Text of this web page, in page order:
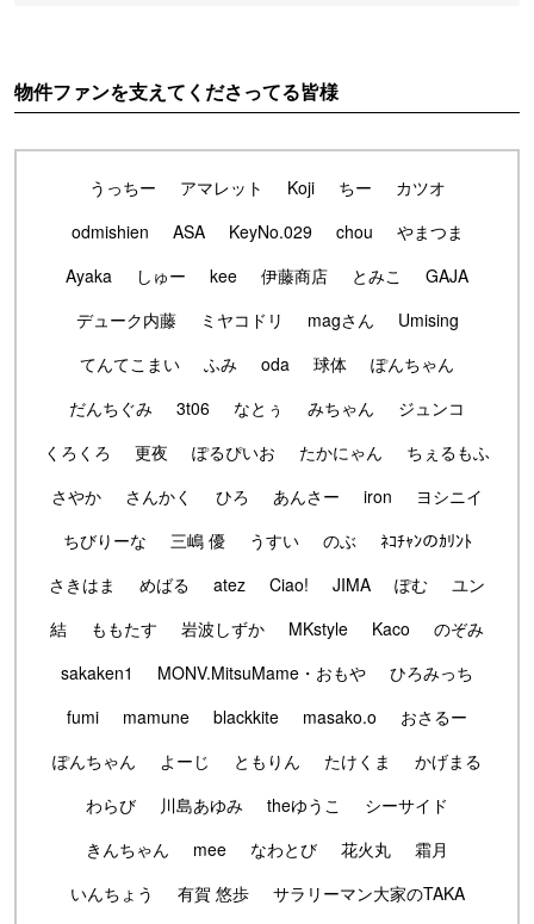
物件ファンを支えてくださってる皆様
うっちー アマレット Koji ちー
カツオ
odmishien
ASA KeyNo.029 chou
やまつま
Ayaka
しゅー kee 伊藤商店 とみこ
GAJA
デューク内藤
ミヤコドリ magさん
Umising
てんてこまい
ふみ oda 球体
ぽんちゃん
だんちぐみ
3t06 なとぅ みちゃん
ジュンコ
くろくろ
更夜 ぽるぴいお たかにゃん
ちぇるもふ
さやか
さんかく ひろ あんさー iron
ヨシニイ
ちびりーな
三嶋 優 うすい のぶ
ﾈｺﾁｬﾝのｶﾘﾝﾄ
さきはま
めばる atez Ciao! JIMA ぽむ
ユン
結
ももたす 岩波しずか MKstyle Kaco
のぞみ
sakaken1
MONV.MitsuMame・おもや
ひろみっち
fumi
mamune blackkite masako.o
おさるー
ぽんちゃん
よーじ ともりん たけくま
かげまる
わらび
川島あゆみ theゆうこ
シーサイド
きんちゃん
mee なわとび 花火丸
霜月
いんちょう
有賀 悠歩
サラリーマン大家のTAKA